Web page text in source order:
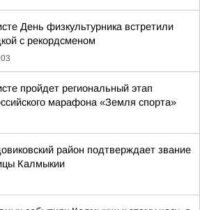
День физкультурника встретили
с рекордсменом
пройдет региональный этап
марафона «Земля спорта»
район подтверждает звание
Калмыкии